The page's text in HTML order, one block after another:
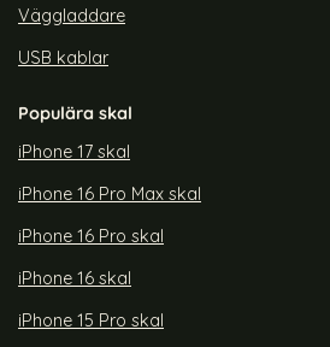
Väggladdare
USB kablar
Populära skal
iPhone 17 skal
iPhone 16 Pro Max skal
iPhone 16 Pro skal
iPhone 16 skal
iPhone 15 Pro skal